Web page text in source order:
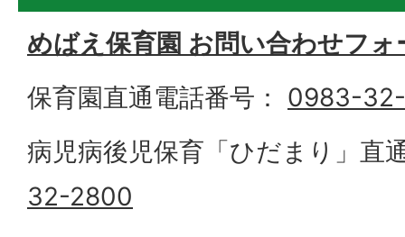
めばえ保育園 お問い合わせフォ
保育園直通電話番号： 0983-
病児病後児保育「ひだまり」直
32-2800